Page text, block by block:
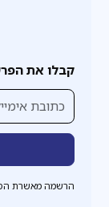
קבלו את
הרשמה מאשרת